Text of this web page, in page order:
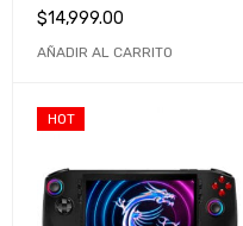
Ryzen Z1 Extreme /
512GB / White
$14,999.00
AÑADIR AL CARRITO
HOT